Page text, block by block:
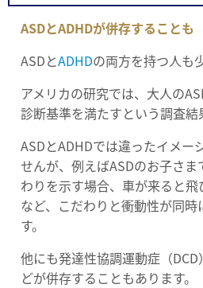
ASDとADHDが併存することも
ASDとADHDの両方を持つ人も
アメリカの研究では、大人の
診断基準を満たすという調査結
ASDとADHDでは違ったイメー
せんが、例えばASDのお子さ
わりを示す場合、車が来ると飛
など、こだわりと衝動性が同時
す。
他にも発達性協調運動症（
どが併存することもあります。